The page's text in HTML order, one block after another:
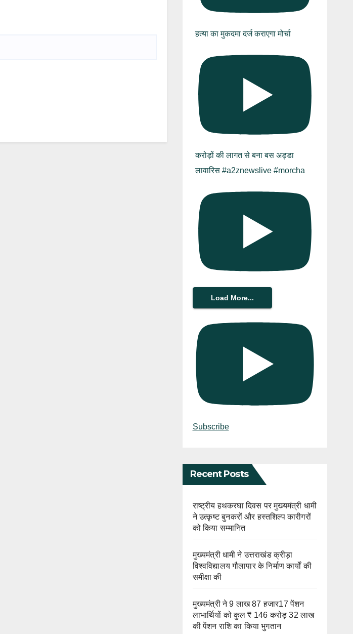
हत्या का मुकदमा दर्ज कराएगा मोर्चा
करोड़ों की लागत से बना बस अड्डा
लावारिस #a2znewslive #morcha
Load More...
Subscribe
Recent Posts
राष्ट्रीय हथकरघा दिवस पर मुख्यमंत्री धामी
ने उत्कृष्ट बुनकरों और हस्तशिल्प कारीगरों
को किया सम्मानित
मुख्यमंत्री धामी ने उत्तराखंड क्रीड़ा
विश्वविद्यालय गौलापार के निर्माण कार्यों की
समीक्षा की
मुख्यमंत्री ने 9 लाख 87 हजार17 पेंशन
लाभार्थियों को कुल ₹ 146 करोड़ 32 लाख
की पेंशन राशि का किया भुगतान